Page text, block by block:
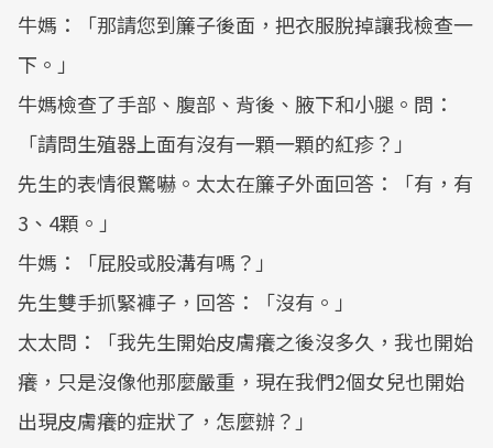
牛媽：「那請您到簾子後面，把衣服脫掉讓我檢查一
下。」
牛媽檢查了手部、腹部、背後、腋下和小腿。問：
「請問生殖器上面有沒有一顆一顆的紅疹？」
先生的表情很驚嚇。太太在簾子外面回答：「有，有
3、4顆。」
牛媽：「屁股或股溝有嗎？」
先生雙手抓緊褲子，回答：「沒有。」
太太問：「我先生開始皮膚癢之後沒多久，我也開始
癢，只是沒像他那麼嚴重，現在我們2個女兒也開始
出現皮膚癢的症狀了，怎麼辦？」